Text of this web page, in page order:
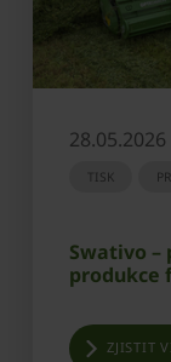
28.05.2026
TISK
Swativo –
produkce
ZJISTIT